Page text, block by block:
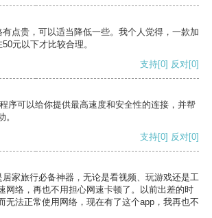
点贵，可以适当降低一些。我个人觉得，一款加
元以下才比较合理。
支持[0] 反对[0]
序可以给你提供最高速度和安全性的连接，并帮
支持[0] 反对[0]
家旅行必备神器，无论是看视频、玩游戏还是工
网络，再也不用担心网速卡顿了。以前出差的时
无法正常使用网络，现在有了这个app，我再也不